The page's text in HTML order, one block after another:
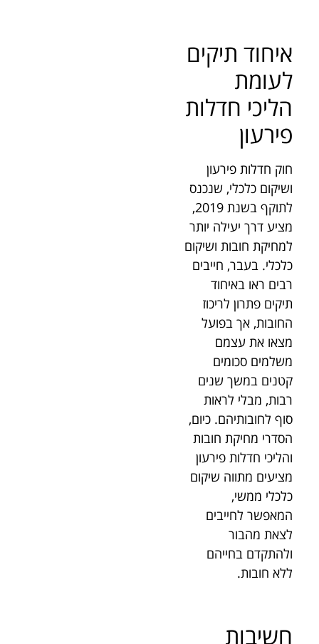
איחוד תיקים
לעומת
הליכי חדלות
פירעון
חוק חדלות פירעון
ושיקום כלכלי, שנכנס
לתוקף בשנת 2019,
מציע דרך יעילה יותר
למחיקת חובות ושיקום
כלכלי. בעבר, חייבים
רבים ראו באיחוד
תיקים פתרון לריכוז
החובות, אך בפועל
מצאו את עצמם
משלמים סכומים
קטנים במשך שנים
רבות, מבלי לראות
סוף לחובותיהם. כיום,
הסדרי מחיקת חובות
והליכי חדלות פירעון
מציעים מתווה שיקום
כלכלי ממשי,
המאפשר לחייבים
לצאת מהבור
ולהתקדם בחייהם
ללא חובות.
חשיבות